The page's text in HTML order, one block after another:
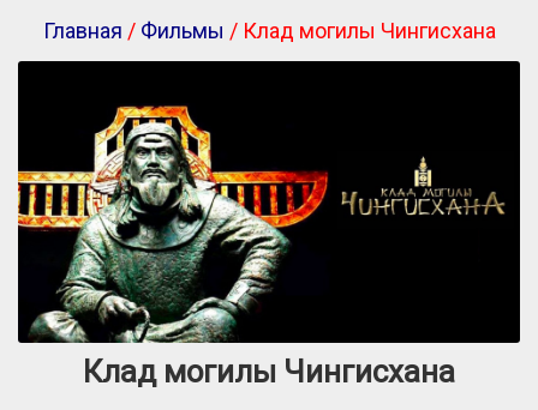
Главная / Фильмы / Клад могилы Чингисхана
Клад могилы Чингисхана